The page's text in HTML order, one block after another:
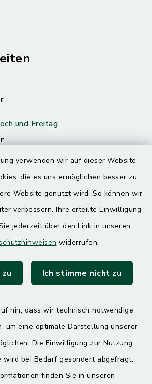
verwenden wir auf dieser Website
die es uns ermöglichen besser zu
Website genutzt wird. So können wir
verbessern. Ihre erteilte Einwilligung
jederzeit über den Link in unseren
widerrufen.
Ich stimme nicht zu
hin, dass wir technisch notwendige
um eine optimale Darstellung unserer
Die Einwilligung zur Nutzung
wird bei Bedarf gesondert abgefragt.
finden Sie in unseren
und Freitag
Barrierefreiheit